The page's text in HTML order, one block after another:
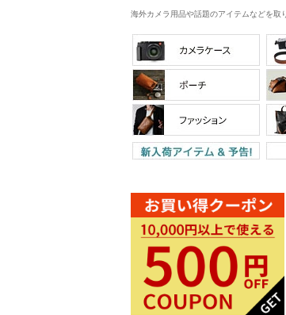
海外カメラ用品や話題のアイテムなどを取